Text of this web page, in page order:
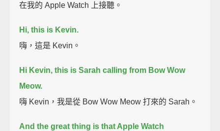
在我的 Apple Watch 上接聽。
Hi, this is Kevin.
嗨，這是 Kevin。
Hi Kevin, this is Sarah calling from Bow Wow
Meow.
嗨 Kevin，我是從 Bow Wow Meow 打來的 Sarah。
And the great thing is that Apple Watch